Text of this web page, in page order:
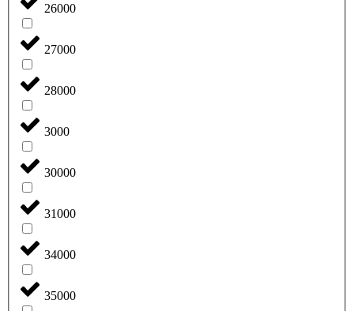
26000
27000
28000
3000
30000
31000
34000
35000